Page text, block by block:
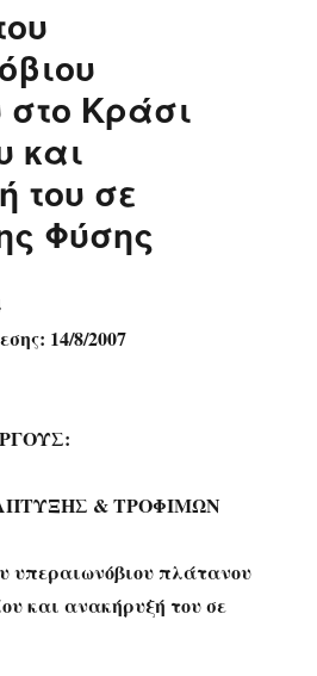
Κράσι
και
του σε
Φύσης
14/8/2007
& ΤΡΟΦΙΜΩΝ
πλάτανου
και ανακήρυξή του σε